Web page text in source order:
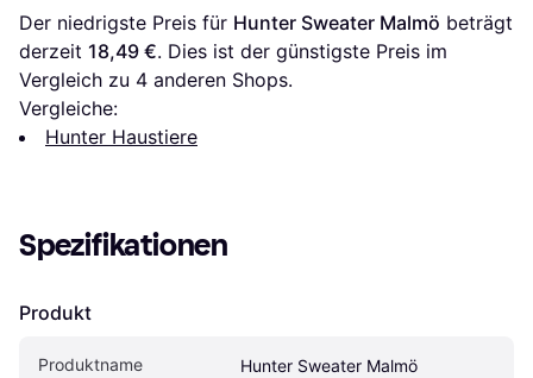
Der niedrigste Preis für Hunter Sweater Malmö beträgt
derzeit 18,49 €. Dies ist der günstigste Preis im
Vergleich zu 4 anderen Shops.
Vergleiche:
Hunter Haustiere
Spezifikationen
Produkt
Produktname Hunter Sweater Malmö